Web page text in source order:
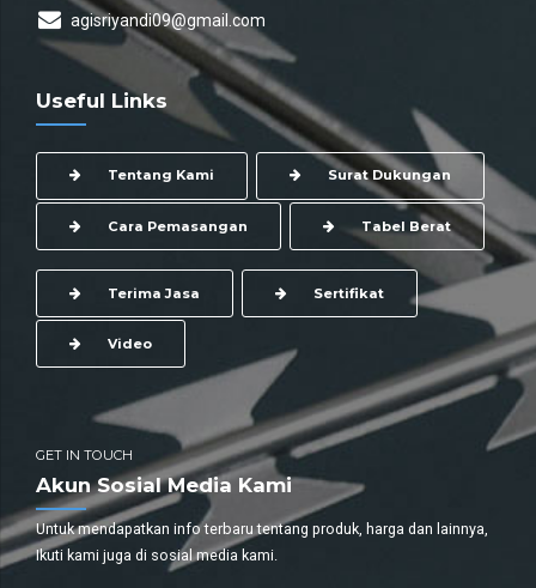
agisriyandi09@gmail.com
Useful Links
Tentang Kami Surat Dukungan
Cara Pemasangan Tabel Berat
Terima Jasa Sertifikat
Video
GET IN TOUCH
Akun Sosial Media Kami
Untuk mendapatkan info terbaru tentang produk, harga dan lainnya,
Ikuti kami juga di sosial media kami.